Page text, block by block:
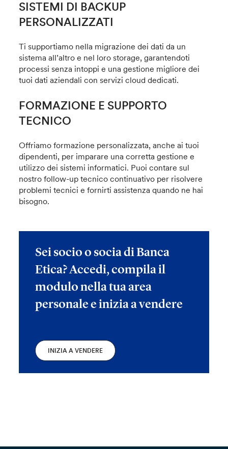
SISTEMI DI BACKUP
PERSONALIZZATI
Ti supportiamo nella migrazione dei dati da un
sistema all’altro e nel loro storage, garantendoti
processi senza intoppi e una gestione migliore dei
tuoi dati aziendali con servizi cloud dedicati.
FORMAZIONE E SUPPORTO
TECNICO
Offriamo formazione personalizzata, anche ai tuoi
dipendenti, per imparare una corretta gestione e
utilizzo dei sistemi informatici. Puoi contare sul
nostro follow-up tecnico continuativo per risolvere
problemi tecnici e fornirti assistenza quando ne hai
bisogno.
Sei socio o socia di Banca
Etica? Accedi, compila il
modulo nella tua area
personale e inizia a vendere
INIZIA A VENDERE